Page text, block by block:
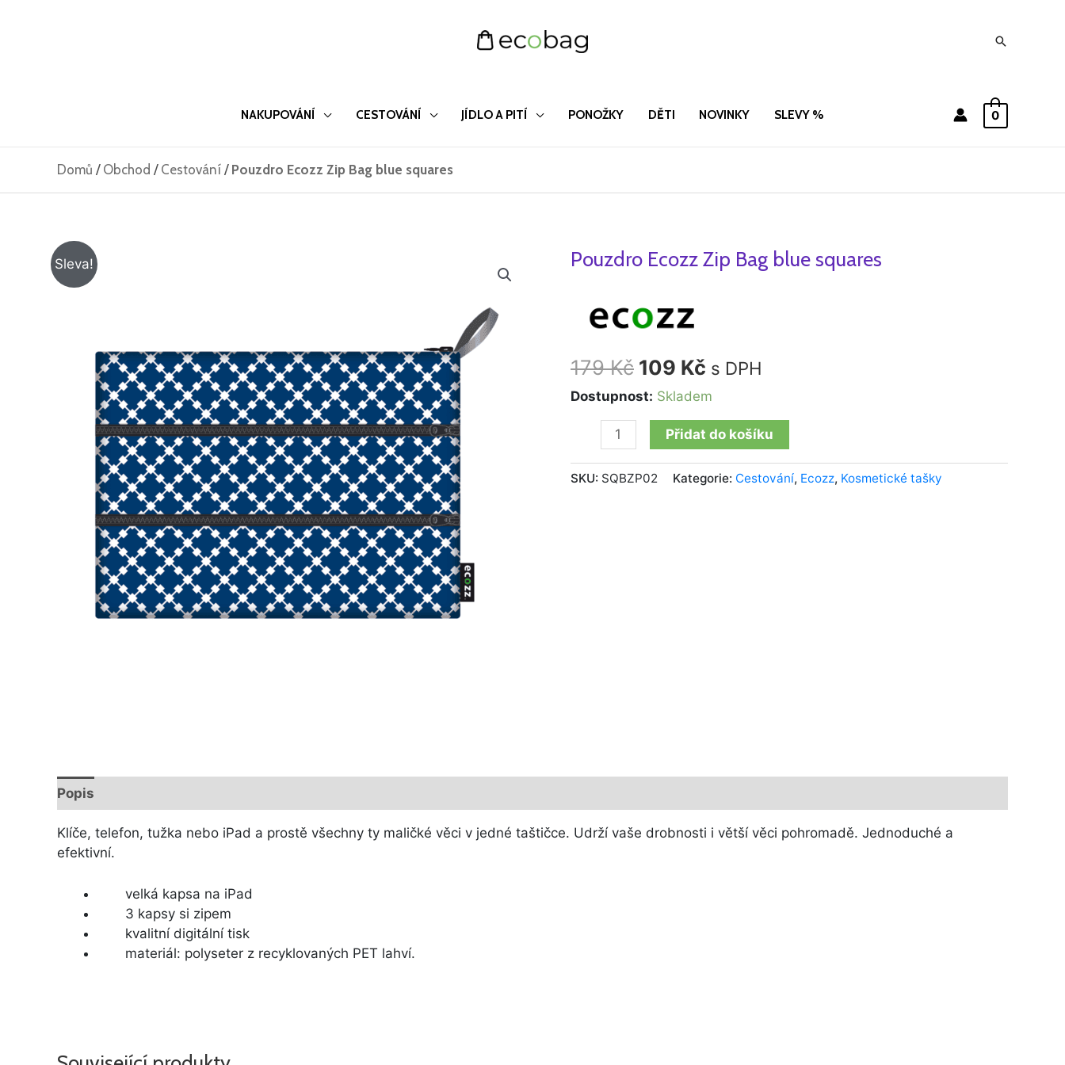
Hledat
NAKUPOVÁNÍ CESTOVÁNÍ JÍDLO A PITÍ PONOŽKY DĚTI NOVINKY SLEVY % 0
Domů / Obchod / Cestování / Pouzdro Ecozz Zip Bag blue squares
Sleva! Pouzdro Ecozz Zip Bag blue squares
179Kč
Původní
byla:
109 Kč
Aktuální
s DPH
Dostupnost: Skladem
Pouzdro
Bag
množství
Přidat do košíku
SKU: SQBZP02 Kategorie: Cestování, Ecozz, Kosmetické tašky
Popis
Klíče, telefon, tužka nebo iPad a prostě všechny ty maličké věci v jedné taštičce. Udrží vaše drobnosti i větší věci pohromadě. Jednoduché a
efektivní.
velká kapsa na iPad
3 kapsy si zipem
kvalitní digitální tisk
materiál: polyseter z recyklovaných PET lahví.